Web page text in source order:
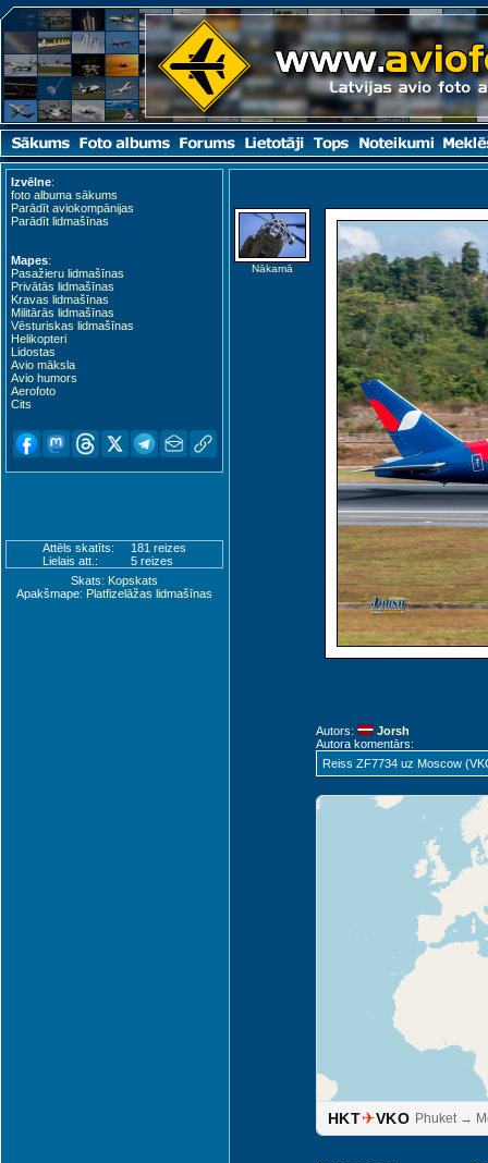
Izvēlne:
foto albuma sākums
Parādīt aviokompānijas
Parādīt lidmašīnas
Mapes:
Pasažieru lidmašīnas
Privātās lidmašīnas
Kravas lidmašīnas
Militārās lidmašīnas
Vēsturiskas lidmašīnas
Helikopteri
Lidostas
Avio māksla
Avio humors
Aerofoto
Cits
Attēls skatīts:
181 reizes
Lielais att.:
5 reizes
Skats: Kopskats
Apakšmape: Platfizelāžas lidmašīnas
Nākamā
Autors:
Jorsh
Autora komentārs:
Reiss ZF7734 uz Moscow
HKT✈VKO Phuket →